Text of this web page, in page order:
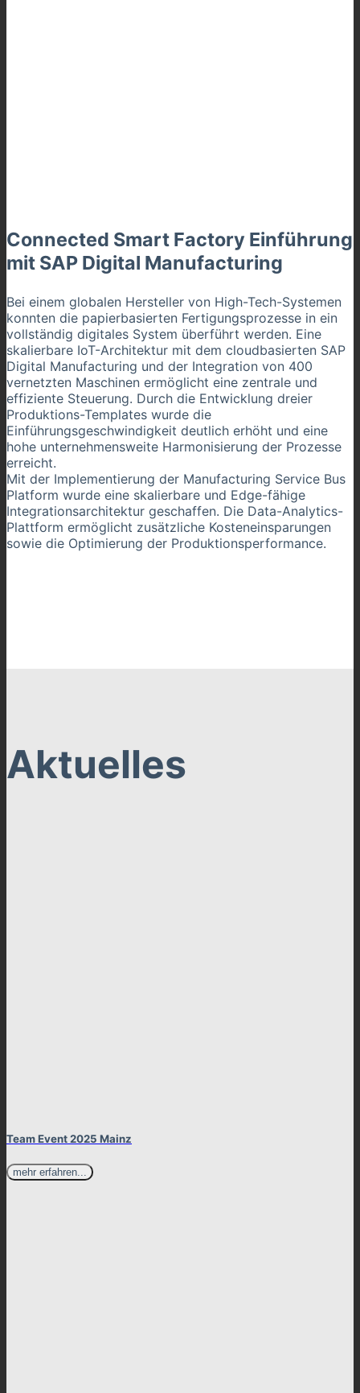
Connected Smart Factory Einführung
mit SAP Digital Manufacturing
Bei einem globalen Hersteller von High-Tech-Systemen
konnten die papierbasierten Fertigungsprozesse in ein
vollständig digitales System überführt werden. Eine
skalierbare IoT-Architektur mit dem cloudbasierten SAP
Digital Manufacturing und der Integration von 400
vernetzten Maschinen ermöglicht eine zentrale und
effiziente Steuerung. Durch die Entwicklung dreier
Produktions-Templates wurde die
Einführungsgeschwindigkeit deutlich erhöht und eine
hohe unternehmensweite Harmonisierung der Prozesse
erreicht.
Mit der Implementierung der Manufacturing Service Bus
Platform wurde eine skalierbare und Edge-fähige
Integrationsarchitektur geschaffen. Die Data-Analytics-
Plattform ermöglicht zusätzliche Kosteneinsparungen
sowie die Optimierung der Produktionsperformance.
Aktuelles
Team Event 2025 Mainz
mehr erfahren...